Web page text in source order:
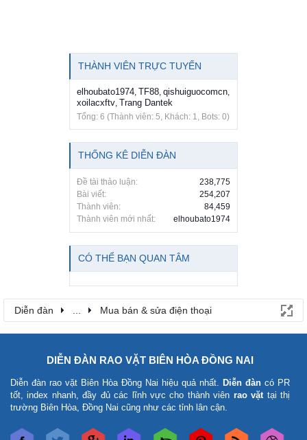
THÀNH VIÊN TRỰC TUYẾN
elhoubato1974 TF88 qishuiguocomcn
xoilacxftv Trang Dantek
Tổng: 6 (Thành viên: 5, Khách: 1, Bots: 0)
THỐNG KÊ DIỄN ĐÀN
Đề tài thảo luận:
238,775
Bài viết:
254,207
Thành viên:
84,459
Thành viên mới nhất:
elhoubato1974
CÓ THỂ BẠN QUAN TÂM
Diễn đàn Mua bán & sửa điện thoại
DIỄN ĐÀN RAO VẶT BIÊN HÒA ĐỒNG NAI
Diễn đàn rao vặt Biên Hòa Đồng Nai hiệu quả nhất. Diễn đàn có PR
tốt, index nhanh, đầy đủ các lĩnh vực cho thành viên rao vặt tại thị
trường Biên Hòa, Đồng Nai cũng như các tỉnh lân cận.